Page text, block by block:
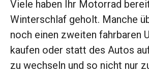
Viele haben Ihr Motorrad
Winterschlaf geholt. Manche
noch einen zweiten fahrbaren
kaufen oder statt des Autos
zu wechseln und so nicht nur